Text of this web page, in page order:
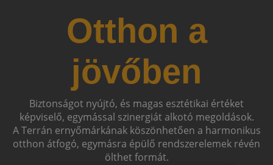
Otthon a
jövőben
Biztonságot nyújtó, és magas esztétikai értéket
képviselő, egymással szinergiát alkotó megoldások.
A Terrán ernyőmárkának köszönhetően a harmonikus
otthon átfogó, egymásra épülő rendszerelemek révén
ölthet formát.